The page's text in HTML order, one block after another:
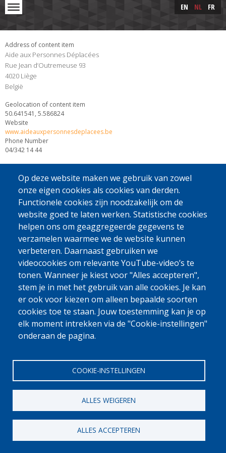
Skip
to
content
Skip to main content EN NL FR
Address of content item
Aide aux Personnes Déplacées
Rue Jean d’Outremeuse 93
4020 Liège
België
Geolocation of content item
50.641541, 5.586824
Website
www.aideauxpersonnesdeplacees.be
Phone Number
04/342 14 44
[Gratis Nummer]
0800 327 45
Cookieverklaring Privacy, copyright en disclaimer Cookie Settings
Op deze website maken we gebruik van zowel
onze eigen cookies als cookies van derden.
Functionele cookies zijn noodzakelijk om de
website goed te laten werken. Statistische cookies
helpen ons om geaggregeerde gegevens te
verzamelen waarmee we de website kunnen
verbeteren. Daarnaast gebruiken we
videocookies om relevante YouTube-video’s te
tonen. Wanneer je kiest voor "Alles accepteren",
stem je in met het gebruik van alle cookies. Je kan
er ook voor kiezen om alleen bepaalde soorten
cookies toe te staan. Jouw toestemming kan je op
elk moment intrekken via de "Cookie-instellingen"
onderaan de pagina.
COOKIE-INSTELLINGEN
ALLES WEIGEREN
ALLES ACCEPTEREN